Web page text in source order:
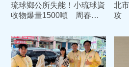
琉球鄉公所失能！小琉球資
收物爆量1500噸 周春米
北
攻